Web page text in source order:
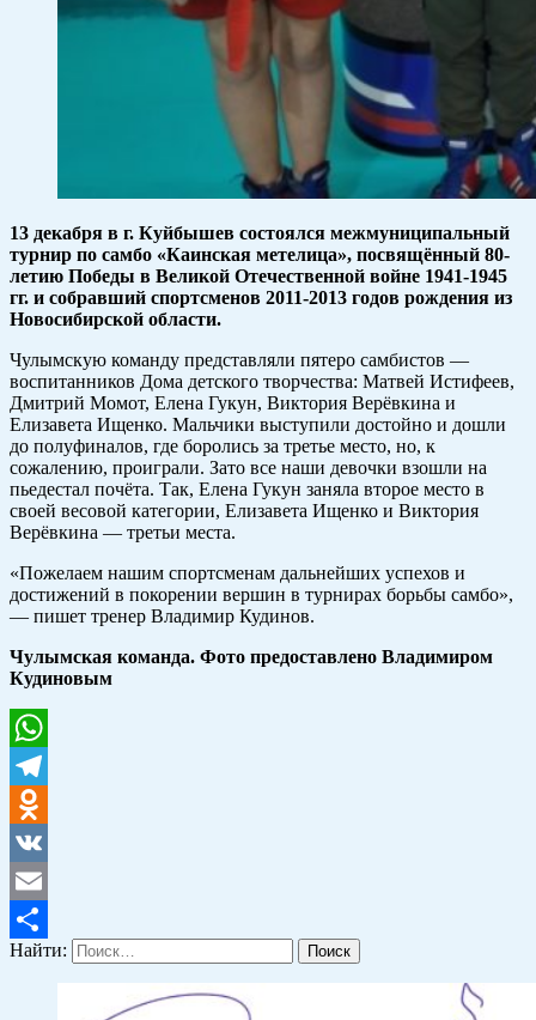
13 декабря в г. Куйбышев состоялся межмуниципальный
турнир по самбо «Каинская метелица», посвящённый 80-
летию Победы в Великой Отечественной войне 1941-1945
гг. и собравший спортсменов 2011-2013 годов рождения из
Новосибирской области.
Чулымскую команду представляли пятеро самбистов —
воспитанников Дома детского творчества: Матвей Истифеев,
Дмитрий Момот, Елена Гукун, Виктория Верёвкина и
Елизавета Ищенко. Мальчики выступили достойно и дошли
до полуфиналов, где боролись за третье место, но, к
сожалению, проиграли. Зато все наши девочки взошли на
пьедестал почёта. Так, Елена Гукун заняла второе место в
своей весовой категории, Елизавета Ищенко и Виктория
Верёвкина — третьи места.
«Пожелаем нашим спортсменам дальнейших успехов и
достижений в покорении вершин в турнирах борьбы самбо»,
— пишет тренер Владимир Кудинов.
Чулымская команда. Фото предоставлено Владимиром
Кудиновым
WhatsApp
Telegram
Odnoklassniki
VK
Email
Отправить
Найти: